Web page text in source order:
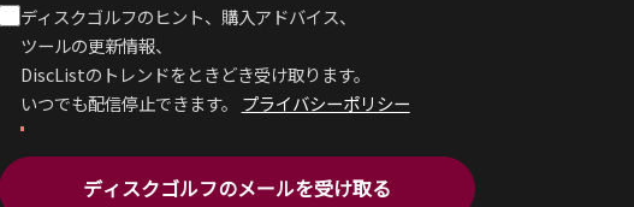
ディスクゴルフのヒント、購入アドバイス、
ツールの更新情報、
DiscListのトレンドをときどき受け取ります。
いつでも配信停止できます。 プライバシーポリシー
ディスクゴルフのメールを受け取る